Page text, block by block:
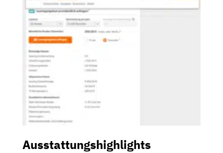
Ausstattungshighlights